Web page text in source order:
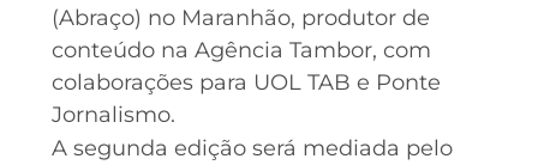
(Abraço) no Maranhão, produtor de
conteúdo na Agência Tambor, com
colaborações para UOL TAB e Ponte
Jornalismo.
A segunda edição será mediada pelo